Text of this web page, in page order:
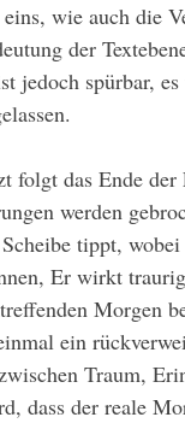
eins, wie auch die
der
jedoch spürbar,
werden
tippt,
Er wirkt
Morgen
Traum,
dass der reale